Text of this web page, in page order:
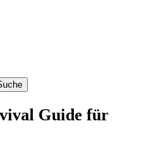
Guide für